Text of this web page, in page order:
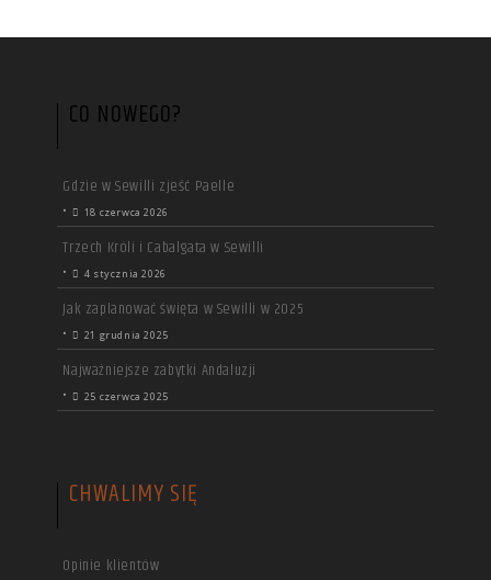
CO NOWEGO?
Gdzie w Sewilli zjeść Paelle
• 18 czerwca 2026
Trzech Króli i Cabalgata w Sewilli
• 4 stycznia 2026
Jak zaplanować święta w Sewilli w 2025
• 21 grudnia 2025
Najważniejsze zabytki Andaluzji
• 25 czerwca 2025
CHWALIMY SIĘ
Opinie klientów